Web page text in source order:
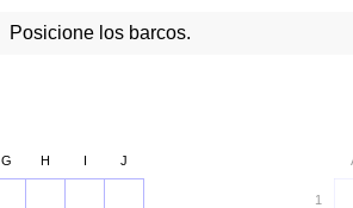
Posicione los barcos.
G H I J
1